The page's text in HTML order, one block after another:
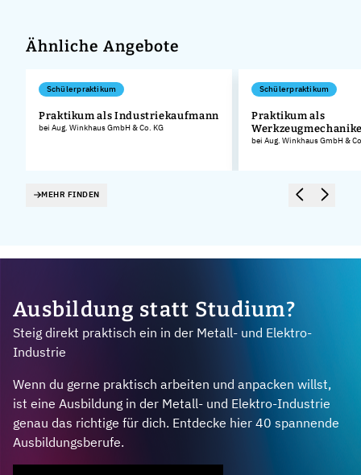
Ähnliche Angebote
Schülerpraktikum
Praktikum als Industriekaufmann
bei Aug. Winkhaus GmbH & Co. KG
Schülerpraktikum
Praktikum als
bei Aug. Winkhaus GmbH &
MEHR FINDEN
Ausbildung statt Studium?
Steig direkt praktisch ein in der Metall- und Elektro-
Industrie
Wenn du gerne praktisch arbeiten und anpacken willst,
ist eine Ausbildung in der Metall- und Elektro-Industrie
genau das richtige für dich. Entdecke hier 40 spannende
Ausbildungsberufe.